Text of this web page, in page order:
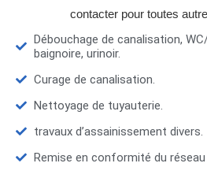
contacter pour toutes
Débouchage de canalisation,
baignoire, urinoir.
Curage de canalisation.
Nettoyage de tuyauterie.
travaux d’assainissement divers.
Remise en conformité du réseau